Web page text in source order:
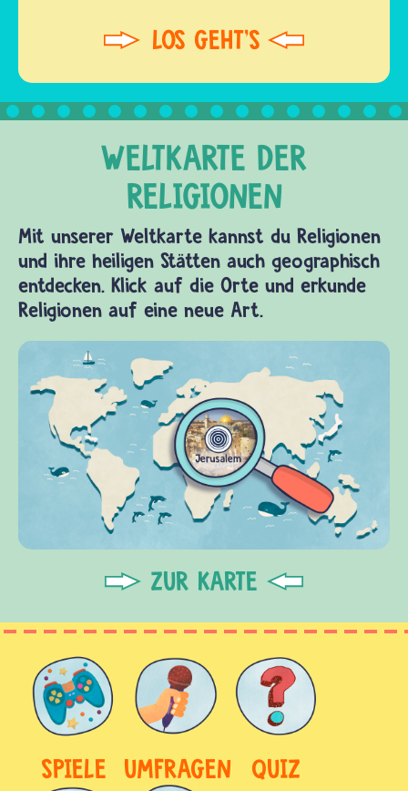
Mit unserer Weltkarte kannst du Religionen
und ihre heiligen Stätten auch geographisch
entdecken. Klick auf die Orte und erkunde
Religionen auf eine neue Art.
ZUR KARTE
SPIELE UMFRAGEN QUIZ